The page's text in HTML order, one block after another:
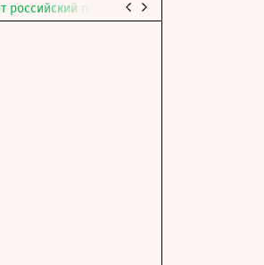
российский парламент